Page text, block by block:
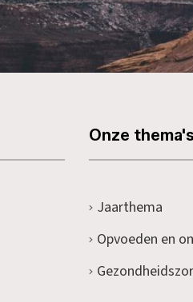
Onze thema's
Jaarthema
Opvoeden en